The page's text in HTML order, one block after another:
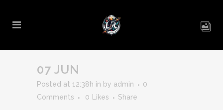
07 JUN
Posted at 12:38h in by admin
0
Comments
0 Likes Share